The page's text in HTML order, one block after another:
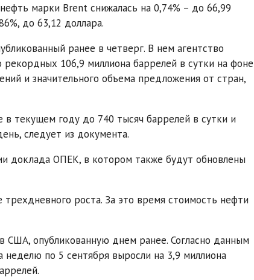
марки Brent снижалась на 0,74% – до 66,99
до 63,12 доллара.
ранее в четверг. В нем агентство
106,9 миллиона баррелей в сутки на фоне
и значительного объема предложения от стран,
текущем году до 740 тысяч баррелей в сутки и
следует из документа.
доклада ОПЕК, в котором также будут обновлены
роста. За это время стоимость нефти
США, опубликованную днем ранее. Согласно данным
по 5 сентября выросли на 3,9 миллиона